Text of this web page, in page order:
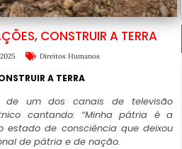
CONSTRUIR A TERRA
Direitos Humanos
A TERRA
de um dos canais de televisão
cantando: “Minha pátria é a
estado de consciência que deixou
de pátria e de nação.